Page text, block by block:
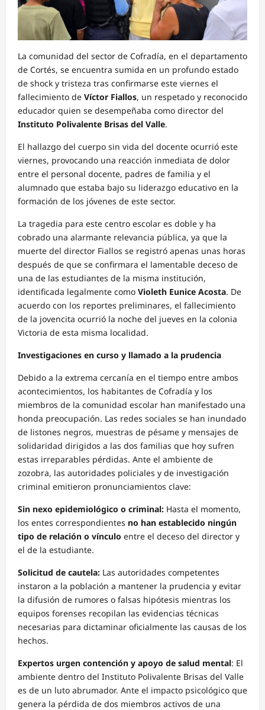
La comunidad del sector de Cofradía, en el departamento
de Cortés, se encuentra sumida en un profundo estado
de shock y tristeza tras confirmarse este viernes el
fallecimiento de Víctor Fiallos, un respetado y reconocido
educador quien se desempeñaba como director del
Instituto Polivalente Brisas del Valle.
El hallazgo del cuerpo sin vida del docente ocurrió este
viernes, provocando una reacción inmediata de dolor
entre el personal docente, padres de familia y el
alumnado que estaba bajo su liderazgo educativo en la
formación de los jóvenes de este sector.
La tragedia para este centro escolar es doble y ha
cobrado una alarmante relevancia pública, ya que la
muerte del director Fiallos se registró apenas unas horas
después de que se confirmara el lamentable deceso de
una de las estudiantes de la misma institución,
identificada legalmente como Violeth Eunice Acosta. De
acuerdo con los reportes preliminares, el fallecimiento
de la jovencita ocurrió la noche del jueves en la colonia
Victoria de esta misma localidad.
Investigaciones en curso y llamado a la prudencia
Debido a la extrema cercanía en el tiempo entre ambos
acontecimientos, los habitantes de Cofradía y los
miembros de la comunidad escolar han manifestado una
honda preocupación. Las redes sociales se han inundado
de listones negros, muestras de pésame y mensajes de
solidaridad dirigidos a las dos familias que hoy sufren
estas irreparables pérdidas. Ante el ambiente de
zozobra, las autoridades policiales y de investigación
criminal emitieron pronunciamientos clave:
Sin nexo epidemiológico o criminal: Hasta el momento,
los entes correspondientes no han establecido ningún
tipo de relación o vínculo entre el deceso del director y
el de la estudiante.
Solicitud de cautela: Las autoridades competentes
instaron a la población a mantener la prudencia y evitar
la difusión de rumores o falsas hipótesis mientras los
equipos forenses recopilan las evidencias técnicas
necesarias para dictaminar oficialmente las causas de los
hechos.
Expertos urgen contención y apoyo de salud mental: El
ambiente dentro del Instituto Polivalente Brisas del Valle
es de un luto abrumador. Ante el impacto psicológico que
genera la pérdida de dos miembros activos de una